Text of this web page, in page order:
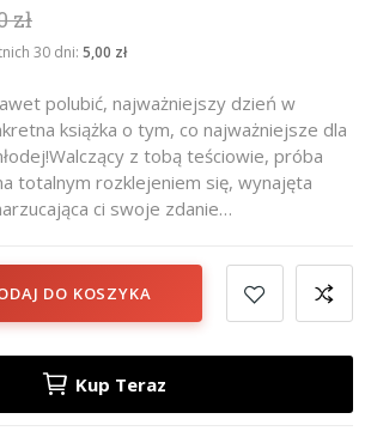
zł
30 dni: 5,00 zł
polubić, najważniejszy dzień w
książka o tym, co najważniejsze dla
z tobą teściowie, próba
totalnym rozklejeniem się, wynajęta
ci swoje zdanie…
DO KOSZYKA
Kup Teraz